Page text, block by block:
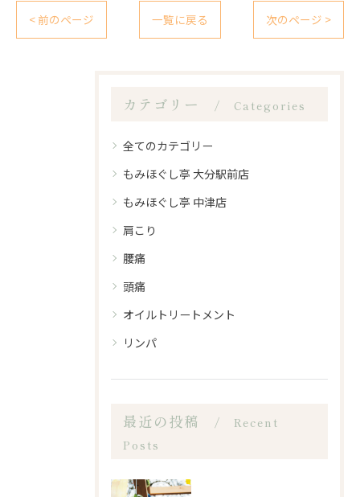
< 前のページ 一覧に戻る 次のページ >
カテゴリー Categories
全てのカテゴリー
もみほぐし亭 大分駅前店
もみほぐし亭 中津店
肩こり
腰痛
頭痛
オイルトリートメント
リンパ
最近の投稿
Recent
Posts